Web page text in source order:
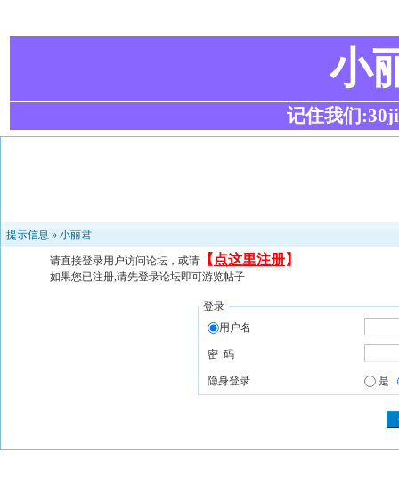
小
记住我们
提示信息 » 小丽君
请直接登录用户访问论坛，或请 【 点这里注册】
如果您已注册,请先登录论坛即可游览帖子
登录
用户名
密 码
隐身登录 是